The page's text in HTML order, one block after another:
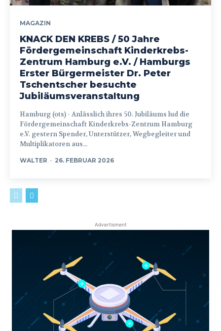
MAGAZIN
KNACK DEN KREBS / 50 Jahre
Fördergemeinschaft Kinderkrebs-
Zentrum Hamburg e.V. / Hamburgs
Erster Bürgermeister Dr. Peter
Tschentscher besuchte
Jubiläumsveranstaltung
Hamburg (ots) - Anlässlich ihres 50. Jubiläums lud die
Fördergemeinschaft Kinderkrebs-Zentrum Hamburg
e.V. gestern Spender, Unterstützer, Wegbegleiter und
Multiplikatoren aus...
WALTER - 26. FEBRUAR 2026
Advertisment